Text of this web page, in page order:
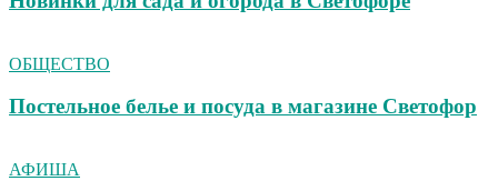
ОБЩЕСТВО
Постельное белье и посуда в магазине Светофор
АФИША